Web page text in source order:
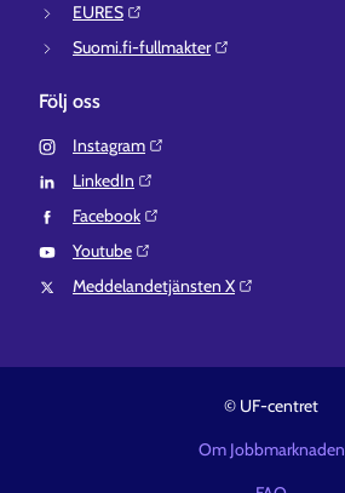
EURES⁠
Suomi.fi-fullmakter⁠
Följ oss
Instagram⁠
LinkedIn⁠
Facebook⁠
Youtube⁠
Meddelandetjänsten X⁠
© UF-centret
Om Jobbmarknaden